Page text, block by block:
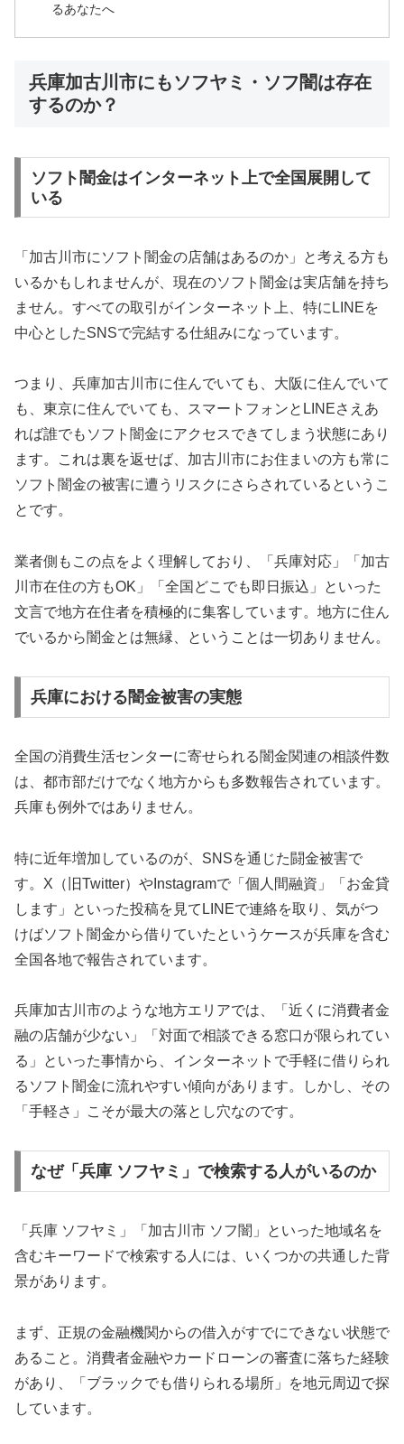
るあなたへ
兵庫加古川市にもソフヤミ・ソフ闇は存在
するのか？
ソフト闇金はインターネット上で全国展開して
いる
「加古川市にソフト闇金の店舗はあるのか」と考える方も
いるかもしれませんが、現在のソフト闇金は実店舗を持ち
ません。すべての取引がインターネット上、特にLINEを
中心としたSNSで完結する仕組みになっています。
つまり、兵庫加古川市に住んでいても、大阪に住んでいて
も、東京に住んでいても、スマートフォンとLINEさえあ
れば誰でもソフト闇金にアクセスできてしまう状態にあり
ます。これは裏を返せば、加古川市にお住まいの方も常に
ソフト闇金の被害に遭うリスクにさらされているというこ
とです。
業者側もこの点をよく理解しており、「兵庫対応」「加古
川市在住の方もOK」「全国どこでも即日振込」といった
文言で地方在住者を積極的に集客しています。地方に住ん
でいるから闇金とは無縁、ということは一切ありません。
兵庫における闇金被害の実態
全国の消費生活センターに寄せられる闇金関連の相談件数
は、都市部だけでなく地方からも多数報告されています。
兵庫も例外ではありません。
特に近年増加しているのが、SNSを通じた闘金被害で
す。X（旧Twitter）やInstagramで「個人間融資」「お金貸
します」といった投稿を見てLINEで連絡を取り、気がつ
けばソフト闇金から借りていたというケースが兵庫を含む
全国各地で報告されています。
兵庫加古川市のような地方エリアでは、「近くに消費者金
融の店舗が少ない」「対面で相談できる窓口が限られてい
る」といった事情から、インターネットで手軽に借りられ
るソフト闇金に流れやすい傾向があります。しかし、その
「手軽さ」こそが最大の落とし穴なのです。
なぜ「兵庫 ソフヤミ」で検索する人がいるのか
「兵庫 ソフヤミ」「加古川市 ソフ闇」といった地域名を
含むキーワードで検索する人には、いくつかの共通した背
景があります。
まず、正規の金融機関からの借入がすでにできない状態で
あること。消費者金融やカードローンの審査に落ちた経験
があり、「ブラックでも借りられる場所」を地元周辺で探
しています。